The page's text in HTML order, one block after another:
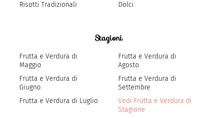
Risotti Tradizionali
Dolci
Stagioni
Frutta e Verdura di
Maggio
Frutta e Verdura di
Giugno
Frutta e Verdura di Luglio
Frutta e Verdura di
Agosto
Frutta e Verdura di
Settembre
Vedi Frutta e Verdura di
Stagione